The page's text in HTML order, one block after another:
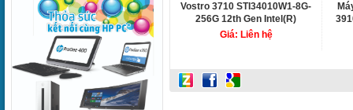
Vostro 3710 STI34010W1-8G-
256G 12th Gen Intel(R)
Core(TM) i3-12100 processor
NVMe, Non DVD, Wifi + BT,
Giá: Liên hệ